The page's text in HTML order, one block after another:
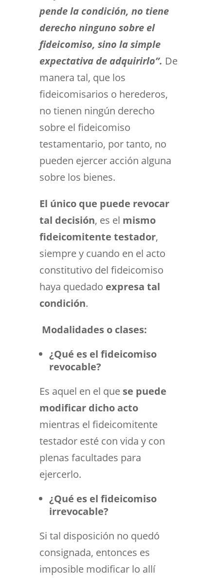
pende la condición, no tiene
derecho ninguno sobre el
fideicomiso, sino la simple
expectativa de adquirirlo”. De
manera tal, que los
fideicomisarios o herederos,
no tienen ningún derecho
sobre el fideicomiso
testamentario, por tanto, no
pueden ejercer acción alguna
sobre los bienes.
El único que puede revocar
tal decisión, es el mismo
fideicomitente testador,
siempre y cuando en el acto
constitutivo del fideicomiso
haya quedado expresa tal
condición.
Modalidades o clases:
¿Qué es el fideicomiso
revocable?
Es aquel en el que se puede
modificar dicho acto
mientras el fideicomitente
testador esté con vida y con
plenas facultades para
ejercerlo.
¿Qué es el fideicomiso
irrevocable?
Si tal disposición no quedó
consignada, entonces es
imposible modificar lo allí